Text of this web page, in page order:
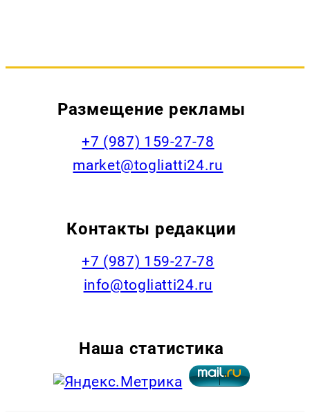
Размещение рекламы
+7 (987) 159-27-78
market@togliatti24.ru
Контакты редакции
+7 (987) 159-27-78
info@togliatti24.ru
Наша статистика